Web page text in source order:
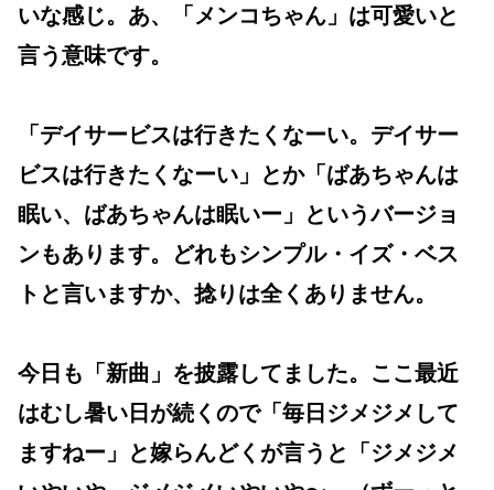
いな感じ。あ、「メンコちゃん」は可愛いと
言う意味です。
「デイサービスは行きたくなーい。デイサー
ビスは行きたくなーい」とか「ばあちゃんは
眠い、ばあちゃんは眠いー」というバージョ
ンもあります。どれもシンプル・イズ・ベス
トと言いますか、捻りは全くありません。
今日も「新曲」を披露してました。ここ最近
はむし暑い日が続くので「毎日ジメジメして
ますねー」と嫁らんどくが言うと「ジメジメ